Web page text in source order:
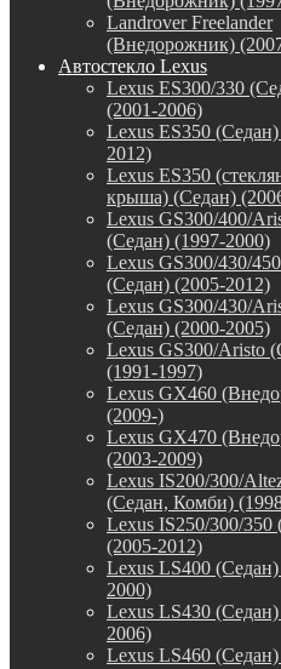
Landrover Freelander
(Внедорожник)
Автостекло Lexus
Lexus ES300/330
(2001-2006)
Lexus ES350
2012)
Lexus ES350
крыша) (Седан)
Lexus GS300/400/
(Седан) (1997-2000)
Lexus GS300/430/
(Седан) (2005-2012)
Lexus GS300/430/
(Седан) (2000-2005)
Lexus GS300/Aristo
(1991-1997)
Lexus GX460
(2009-)
Lexus GX470
(2003-2009)
Lexus IS200/300/
(Седан, Комби)
Lexus IS250/300/350
(2005-2012)
Lexus LS400
2000)
Lexus LS430
2006)
Lexus LS460